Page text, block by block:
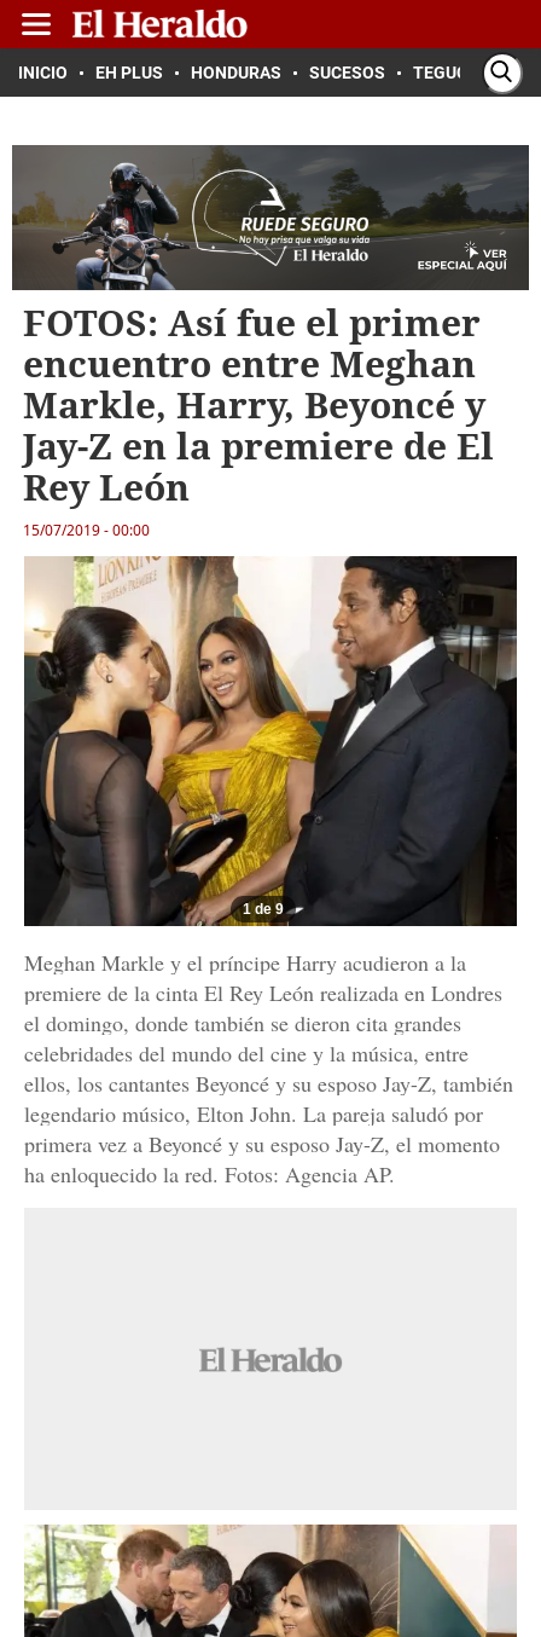
INICIO EH PLUS HONDURAS SUCESOS TEGUCIGALPA
FOTOS: Así fue el primer
encuentro entre Meghan
Markle, Harry, Beyoncé y
Jay-Z en la premiere de El
Rey León
15/07/2019 - 00:00
1 de 9
Meghan Markle y el príncipe Harry acudieron a la
premiere de la cinta El Rey León realizada en Londres
el domingo, donde también se dieron cita grandes
celebridades del mundo del cine y la música, entre
ellos, los cantantes Beyoncé y su esposo Jay-Z, también
legendario músico, Elton John. La pareja saludó por
primera vez a Beyoncé y su esposo Jay-Z, el momento
ha enloquecido la red. Fotos: Agencia AP.